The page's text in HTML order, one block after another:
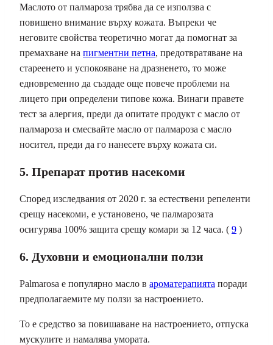
Маслото от палмароза трябва да се използва с
повишено внимание върху кожата. Въпреки че
неговите свойства теоретично могат да помогнат за
премахване на пигментни петна, предотвратяване на
стареенето и успокояване на дразненето, то може
едновременно да създаде още повече проблеми на
лицето при определени типове кожа. Винаги правете
тест за алергия, преди да опитате продукт с масло от
палмароза и смесвайте масло от палмароза с масло
носител, преди да го нанесете върху кожата си.
5. Препарат против насекоми
Според изследвания от 2020 г. за естествени репеленти
срещу насекоми, е установено, че палмарозата
осигурява 100% защита срещу комари за 12 часа. ( 9 )
6. Духовни и емоционални ползи
Palmarosa е популярно масло в ароматерапията поради
предполагаемите му ползи за настроението.
То е средство за повишаване на настроението, отпуска
мускулите и намалява умората.